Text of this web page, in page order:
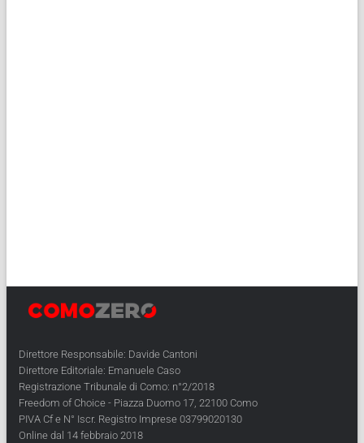
Direttore Responsabile: Davide Cantoni
Direttore Editoriale: Emanuele Caso
Registrazione Tribunale di Como: n°2/2018
Freedom of Choice - Piazza Duomo 17, 22100 Como
PIVA Cf e N° Iscr. Registro Imprese 03799020130
Online dal 14 febbraio 2018